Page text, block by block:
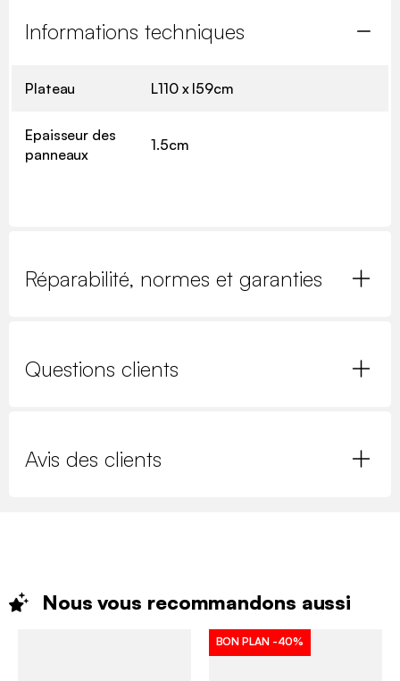
Informations techniques
Plateau L110 x l59cm
Epaisseur des
panneaux
1.5cm
Réparabilité, normes et garanties
Questions clients
Avis des clients
Nous vous recommandons aussi
BON PLAN -40%